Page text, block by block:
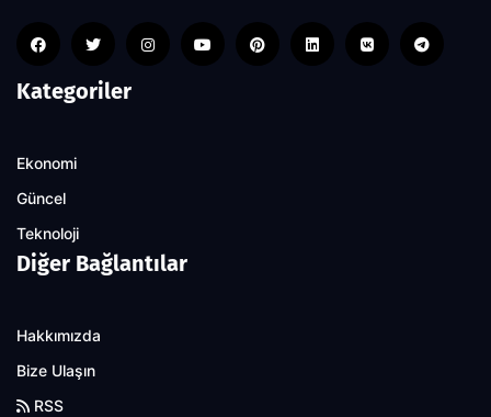
Kategoriler
Ekonomi
Güncel
Teknoloji
Diğer Bağlantılar
Hakkımızda
Bize Ulaşın
RSS